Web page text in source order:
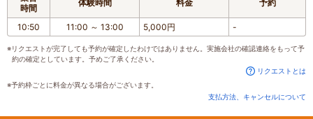
時間
体験時間 料金 予約
10:50 11:00 ～ 13:00 5,000円 -
※リクエストが完了しても予約が確定したわけではありません。実施会社の確認連絡をもって予
約の確定としています。予めご了承ください。
リクエストとは
※予約枠ごとに料金が異なる場合がございます。
支払方法、キャンセルについて